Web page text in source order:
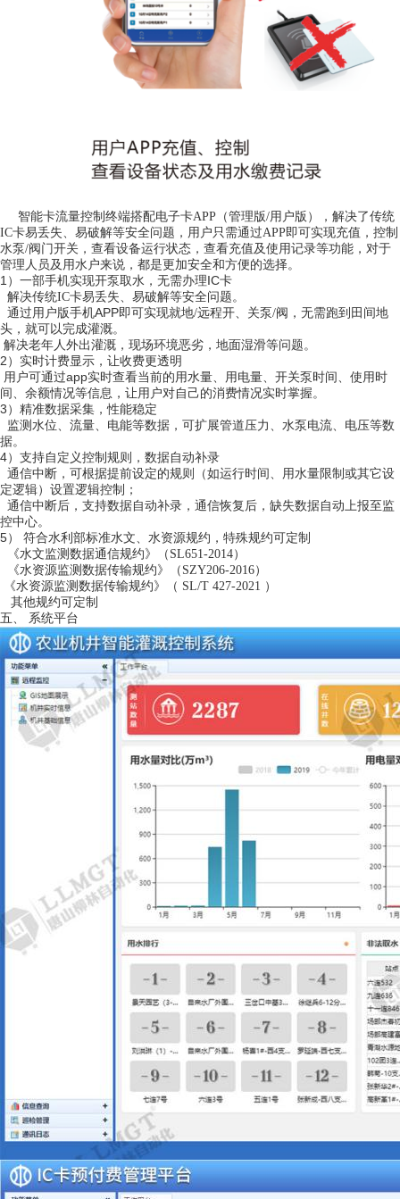
智能卡流量控制终端搭配电子卡APP （管理版/用户版），解决了传统
IC卡易丢失、易破解等安全问题， 用户只需通过APP即可实现充值，控制
水泵/阀门开关，查看设备运行状态 ，查看充值及使用记录等功能，对于
管理人员及用水户来说，都是更加安全和方便的选择。
1） 一部手机实现开泵取水，无需办理IC卡
解决传统IC卡易丢失、易破解等安全问题。
通过用户版手机APP即可实现就地/远程开、关泵/阀，无需跑到田间地
头，就可以完成灌溉。
解决老年人外出灌溉，现场环境恶劣，地面湿滑等问题。
2） 实时计费显示，让收费更透明
用户可通过app实时查看当前的用水量、用电量、开关泵时间、使用时
间、余额情况等信息，让用户对自己的消费情况实时掌握。
3） 精准数据采集，性能稳定
监测水位、流量、电能等数据，可扩展管道压力、水泵电流、电压等数
据。
4） 支持自定义控制规则，数据自动补录
通信中断，可根据提前设定的规则（如运行时间、用水量限制或其它设
定逻辑）设置逻辑控制；
通信中断后，支持数据自动补录，通信恢复后，缺失数据自动上报至监
控中心。
5） 符合水利部标准水文、水资源规约，特殊规约可定制
《水文监测数据通信规约》（ SL651-2014）
《水资源监测数据传输规约》（ SZY206-2016）
《水资源监测数据传输规约》（ SL/T 427-2021 ）
其他规约可定制
五、 系统平台